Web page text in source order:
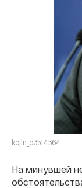
kojin_d35t4564
На минувшей